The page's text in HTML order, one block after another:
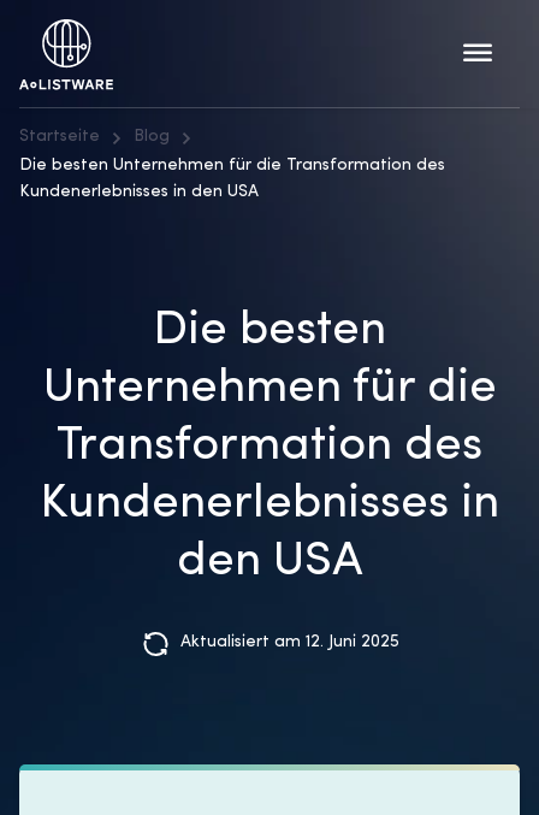
Startseite
Blog
Die besten Unternehmen für die Transformation des
Kundenerlebnisses in den USA
Die besten
Unternehmen für die
Transformation des
Kundenerlebnisses in
den USA
Aktualisiert am 12. Juni 2025